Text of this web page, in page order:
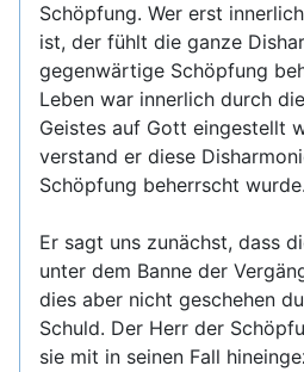
Schöpfung. Wer erst
ist, der fühlt die ganze
gegenwärtige Schöpfung
Leben war innerlich durch
Geistes auf Gott eingestellt
verstand er diese
Schöpfung beherrscht wurde.
Er sagt uns zunächst, dass
unter dem Banne der
dies aber nicht geschehen
Schuld. Der Herr der
sie mit in seinen Fall